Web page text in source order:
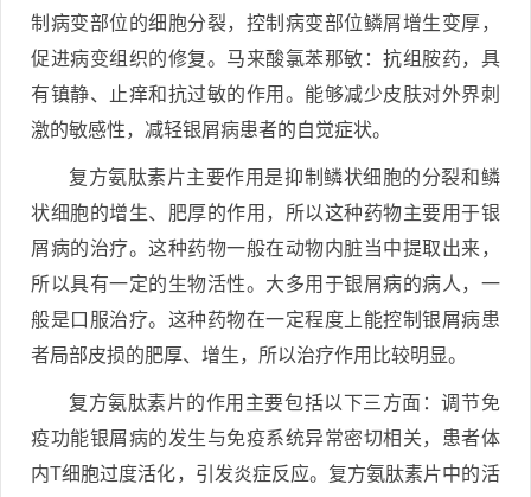
制病变部位的细胞分裂，控制病变部位鳞屑增生变厚，
促进病变组织的修复。马来酸氯苯那敏：抗组胺药，具
有镇静、止痒和抗过敏的作用。能够减少皮肤对外界刺
激的敏感性，减轻银屑病患者的自觉症状。
复方氨肽素片主要作用是抑制鳞状细胞的分裂和鳞
状细胞的增生、肥厚的作用，所以这种药物主要用于银
屑病的治疗。这种药物一般在动物内脏当中提取出来，
所以具有一定的生物活性。大多用于银屑病的病人，一
般是口服治疗。这种药物在一定程度上能控制银屑病患
者局部皮损的肥厚、增生，所以治疗作用比较明显。
复方氨肽素片的作用主要包括以下三方面：调节免
疫功能银屑病的发生与免疫系统异常密切相关，患者体
内T细胞过度活化，引发炎症反应。复方氨肽素片中的活